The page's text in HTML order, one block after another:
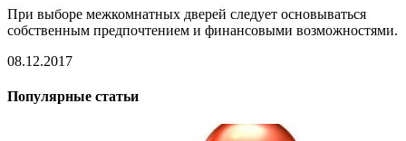
При выборе межкомнатных дверей следует основываться
собственным предпочтением и финансовыми возможностями.
08.12.2017
Популярные статьи